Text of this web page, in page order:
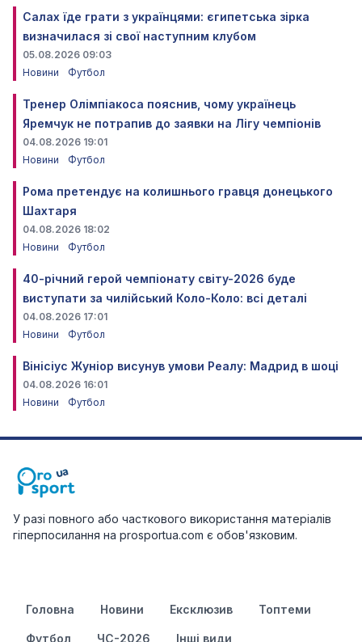
Салах їде грати з українцями: єгипетська зірка
визначилася зі свої наступним клубом
05.08.2026 09:03
Новини
Футбол
Тренер Олімпіакоса пояснив, чому українець
Яремчук не потрапив до заявки на Лігу чемпіонів
04.08.2026 19:01
Новини
Футбол
Рома претендує на колишнього гравця донецького
Шахтаря
04.08.2026 18:02
Новини
Футбол
40-річний герой чемпіонату світу-2026 буде
виступати за чилійський Коло-Коло: всі деталі
04.08.2026 17:01
Новини
Футбол
Вінісіус Жуніор висунув умови Реалу: Мадрид в шоці
04.08.2026 16:01
Новини
Футбол
У разі повного або часткового використання матеріалів
гіперпосилання на prosportua.com є обов'язковим.
Головна Новини Ексклюзив Топтеми
Футбол ЧС-2026 Інші види